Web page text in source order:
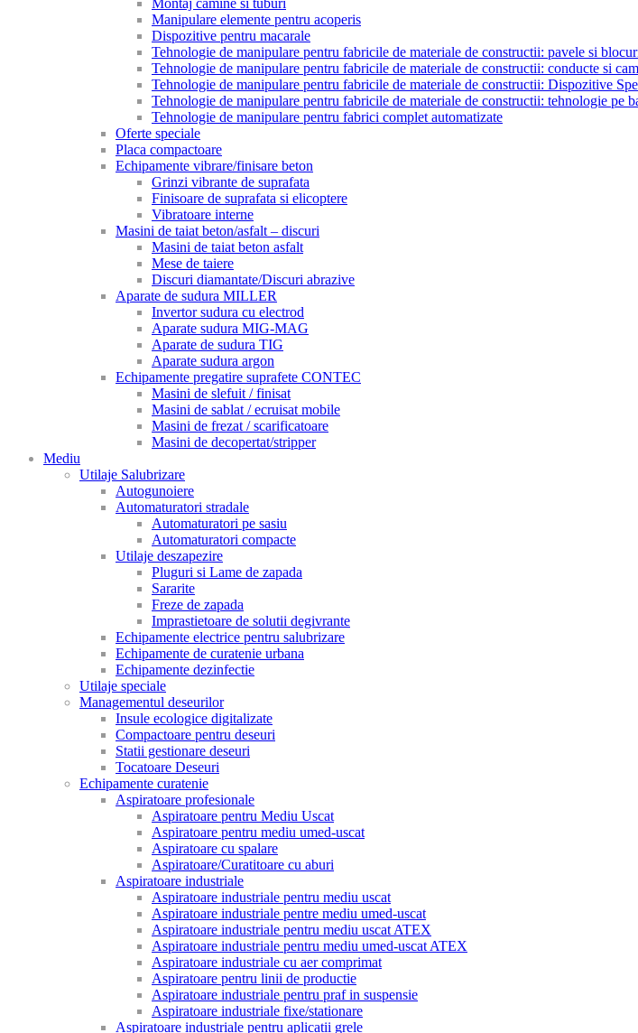
Montaj camine si tuburi
Manipulare elemente pentru acoperis
Dispozitive pentru macarale
Tehnologie de manipulare pentru fabricile de materiale de constructii: pavele si
Tehnologie de manipulare pentru fabricile de materiale de constructii: conducte si
Tehnologie de manipulare pentru fabricile de materiale de constructii: Dispozitive
Tehnologie de manipulare pentru fabricile de materiale de constructii: tehnologie pe
Tehnologie de manipulare pentru fabrici complet automatizate
Oferte speciale
Placa compactoare
Echipamente vibrare/finisare beton
Grinzi vibrante de suprafata
Finisoare de suprafata si elicoptere
Vibratoare interne
Masini de taiat beton/asfalt – discuri
Masini de taiat beton asfalt
Mese de taiere
Discuri diamantate/Discuri abrazive
Aparate de sudura MILLER
Invertor sudura cu electrod
Aparate sudura MIG-MAG
Aparate de sudura TIG
Aparate sudura argon
Echipamente pregatire suprafete CONTEC
Masini de slefuit / finisat
Masini de sablat / ecruisat mobile
Masini de frezat / scarificatoare
Masini de decopertat/stripper
Mediu
Utilaje Salubrizare
Autogunoiere
Automaturatori stradale
Automaturatori pe sasiu
Automaturatori compacte
Utilaje deszapezire
Pluguri si Lame de zapada
Sararite
Freze de zapada
Imprastietoare de solutii degivrante
Echipamente electrice pentru salubrizare
Echipamente de curatenie urbana
Echipamente dezinfectie
Utilaje speciale
Managementul deseurilor
Insule ecologice digitalizate
Compactoare pentru deseuri
Statii gestionare deseuri
Tocatoare Deseuri
Echipamente curatenie
Aspiratoare profesionale
Aspiratoare pentru Mediu Uscat
Aspiratoare pentru mediu umed-uscat
Aspiratoare cu spalare
Aspiratoare/Curatitoare cu aburi
Aspiratoare industriale
Aspiratoare industriale pentru mediu uscat
Aspiratoare industriale pentre mediu umed-uscat
Aspiratoare industriale pentru mediu uscat ATEX
Aspiratoare industriale pentru mediu umed-uscat ATEX
Aspiratoare industriale cu aer comprimat
Aspiratoare pentru linii de productie
Aspiratoare industriale pentru praf in suspensie
Aspiratoare industriale fixe/stationare
Aspiratoare industriale pentru aplicatii grele